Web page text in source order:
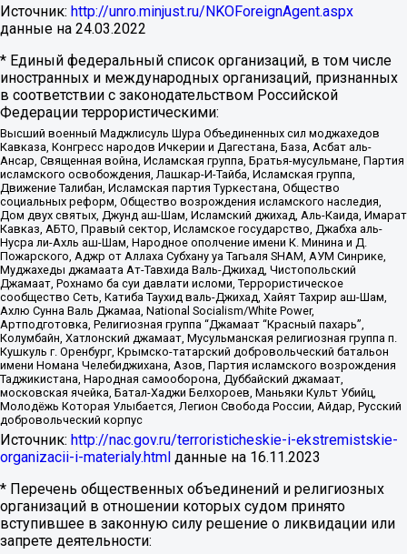
Источник: http://unro.minjust.ru/NKOForeignAgent.aspx
данные на 24.03.2022
* Единый федеральный список организаций, в том числе
иностранных и международных организаций, признанных
в соответствии с законодательством Российской
Федерации террористическими:
Высший военный Маджлисуль Шура Объединенных сил моджахедов
Кавказа, Конгресс народов Ичкерии и Дагестана, База, Асбат аль-
Ансар, Священная война, Исламская группа, Братья-мусульмане, Партия
исламского освобождения, Лашкар-И-Тайба, Исламская группа,
Движение Талибан, Исламская партия Туркестана, Общество
социальных реформ, Общество возрождения исламского наследия,
Дом двух святых, Джунд аш-Шам, Исламский джихад, Аль-Каида, Имарат
Кавказ, АБТО, Правый сектор, Исламское государство, Джабха аль-
Нусра ли-Ахль аш-Шам, Народное ополчение имени К. Минина и Д.
Пожарского, Аджр от Аллаха Субхану уа Тагьаля SHAM, АУМ Синрике,
Муджахеды джамаата Ат-Тавхида Валь-Джихад, Чистопольский
Джамаат, Рохнамо ба суи давлати исломи, Террористическое
сообщество Сеть, Катиба Таухид валь-Джихад, Хайят Тахрир аш-Шам,
Ахлю Сунна Валь Джамаа, National Socialism/White Power,
Артподготовка, Религиозная группа “Джамаат “Красный пахарь”,
Колумбайн, Хатлонский джамаат, Мусульманская религиозная группа п.
Кушкуль г. Оренбург, Крымско-татарский добровольческий батальон
имени Номана Челебиджихана, Азов, Партия исламского возрождения
Таджикистана, Народная самооборона, Дуббайский джамаат,
московская ячейка, Батал-Хаджи Белхороев, Маньяки Культ Убийц,
Молодёжь Которая Улыбается, Легион Свобода России, Айдар, Русский
добровольческий корпус
Источник: http://nac.gov.ru/terroristicheskie-i-ekstremistskie-
organizacii-i-materialy.html данные на 16.11.2023
* Перечень общественных объединений и религиозных
организаций в отношении которых судом принято
вступившее в законную силу решение о ликвидации или
запрете деятельности: